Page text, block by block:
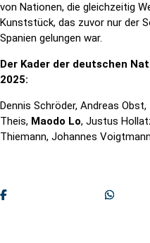
von Nationen, die gleichzeitig
Kunststück, das zuvor nur der
Spanien gelungen war.
Der Kader der deutschen
2025:
Dennis Schröder, Andreas
Theis, Maodo Lo, Justus
Thiemann, Johannes
Teilen